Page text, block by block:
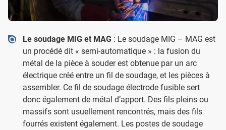
Le soudage MIG et MAG : Le soudage MIG – MAG est
un procédé dit « semi-automatique » : la fusion du
métal de la pièce à souder est obtenue par un arc
électrique créé entre un fil de soudage, et les pièces à
assembler. Ce fil de soudage électrode fusible sert
donc également de métal d’apport. Des fils pleins ou
massifs sont usuellement rencontrés, mais des fils
fourrés existent également. Les postes de soudage